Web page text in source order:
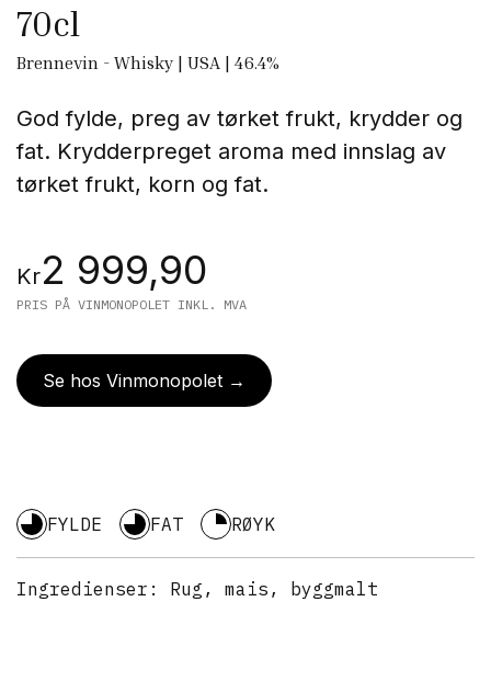
70cl
Brennevin - Whisky | USA | 46.4%
God fylde, preg av tørket frukt, krydder og
fat. Krydderpreget aroma med innslag av
tørket frukt, korn og fat.
Kr2 999,90
PRIS PÅ VINMONOPOLET INKL. MVA
Se hos Vinmonopolet →
FYLDE FAT RØYK
Ingredienser: Rug, mais, byggmalt